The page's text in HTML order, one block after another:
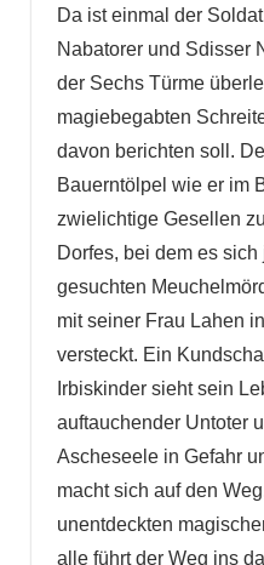
Da ist einmal der
Nabatorer und Sdisser
der Sechs Türme
magiebegabten
davon berichten soll.
Bauerntölpel wie er im
zwielichtige Gesellen
Dorfes, bei dem es
gesuchten
mit seiner Frau Lahen
versteckt. Ein
Irbiskinder sieht sein
auftauchender Untoter
Ascheseele in Gefahr
macht sich auf den
unentdeckten
alle führt der Weg ins